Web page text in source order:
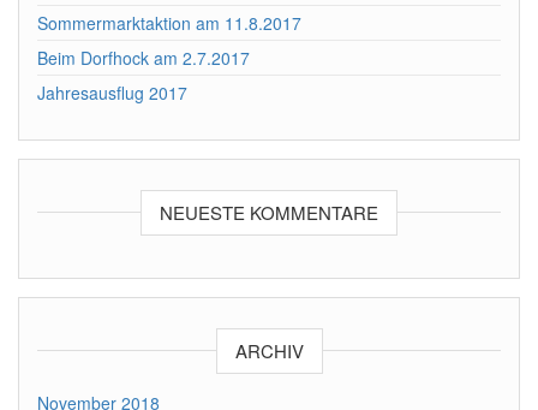
Sommermarktaktion am 11.8.2017
Beim Dorfhock am 2.7.2017
Jahresausflug 2017
NEUESTE KOMMENTARE
ARCHIV
November 2018